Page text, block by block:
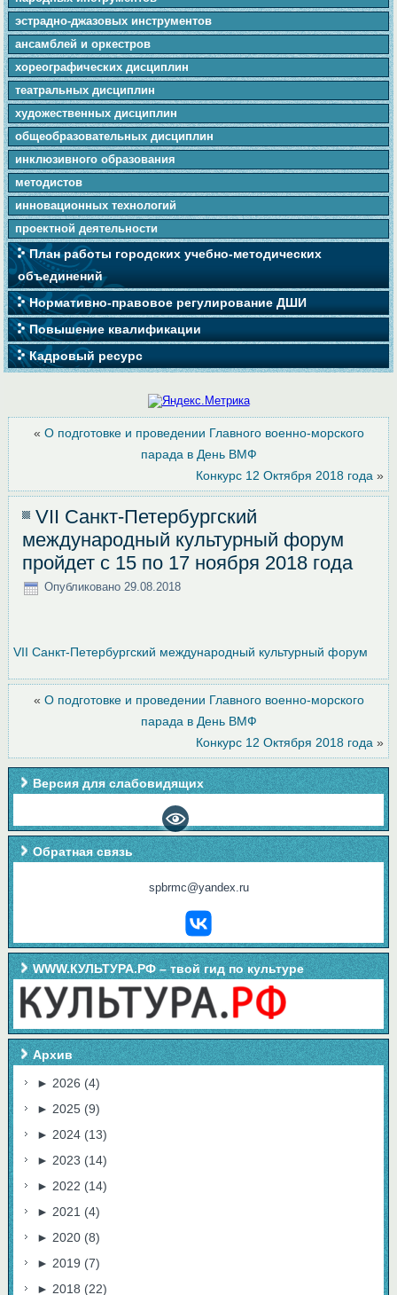
эстрадно-джазовых инструментов
ансамблей и оркестров
хореографических дисциплин
театральных дисциплин
художественных дисциплин
общеобразовательных дисциплин
инклюзивного образования
методистов
инновационных технологий
проектной деятельности
План работы городских учебно-методических
объединений
Нормативно-правовое регулирование ДШИ
Повышение квалификации
Кадровый ресурс
« О подготовке и проведении Главного военно-морского
парада в День ВМФ
Конкурс 12 Октября 2018 года »
VII Санкт-Петербургский
международный культурный форум
пройдет с 15 по 17 ноября 2018 года
Опубликовано 29.08.2018
VII Санкт-Петербургский международный культурный форум
« О подготовке и проведении Главного военно-морского
парада в День ВМФ
Конкурс 12 Октября 2018 года »
Версия для слабовидящих
Обратная связь
spbrmc@yandex.ru
WWW.КУЛЬТУРА.РФ – твой гид по культуре
Архив
► 2026 (4)
► 2025 (9)
► 2024 (13)
► 2023 (14)
► 2022 (14)
► 2021 (4)
► 2020 (8)
► 2019 (7)
► 2018 (22)